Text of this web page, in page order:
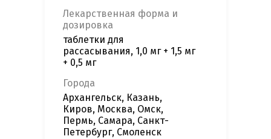
Лекарственная форма и
дозировка
таблетки для
рассасывания, 1,0 мг + 1,5 мг
+ 0,5 мг
Города
Архангельск, Казань,
Киров, Москва, Омск,
Пермь, Самара, Санкт-
Петербург, Смоленск